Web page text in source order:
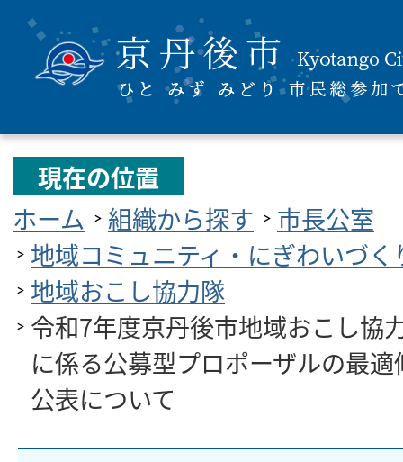
現在の位置
ホーム
組織から探す
市長公室
地域コミュニティ・にぎわいづく
地域おこし協力隊
令和7年度京丹後市地域おこし協
に係る公募型プロポーザルの最
公表について